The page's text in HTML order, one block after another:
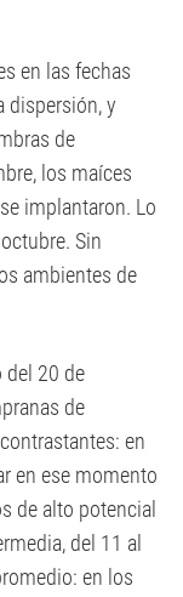
en las fechas
dispersión, y
de
los maíces
implantaron. Lo
Sin
ambientes de
del 20 de
de
en
en ese momento
de alto potencial
del 11 al
en los